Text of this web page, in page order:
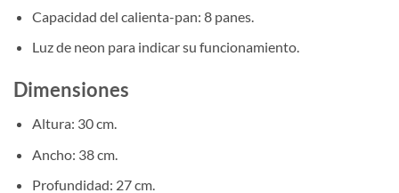
Capacidad del calienta-pan: 8 panes.
Luz de neon para indicar su funcionamiento.
Dimensiones
Altura: 30 cm.
Ancho: 38 cm.
Profundidad: 27 cm.